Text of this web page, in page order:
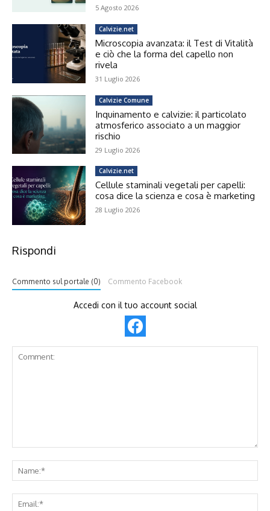
5 Agosto 2026
Calvizie.net
Microscopia avanzata: il Test di Vitalità
e ciò che la forma del capello non
rivela
31 Luglio 2026
Calvizie Comune
Inquinamento e calvizie: il particolato
atmosferico associato a un maggior
rischio
29 Luglio 2026
Calvizie.net
Cellule staminali vegetali per capelli:
cosa dice la scienza e cosa è marketing
28 Luglio 2026
Rispondi
Commento sul portale (0) Commento Facebook
Accedi con il tuo account social